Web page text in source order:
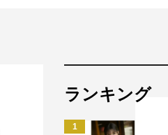
ランキング
1